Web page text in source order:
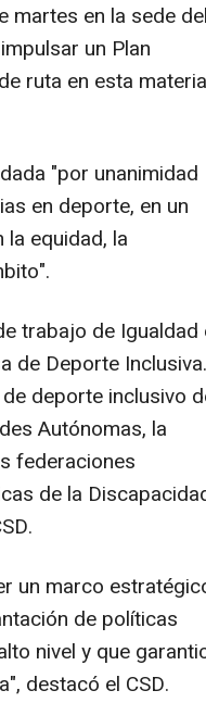
martes en la sede del
un Plan
ruta en esta materia
"por unanimidad
en deporte, en un
equidad, la
trabajo de Igualdad
de Deporte Inclusiva.
deporte inclusivo
Autónomas, la
federaciones
de la
un marco
de políticas
nivel y que
destacó el CSD.